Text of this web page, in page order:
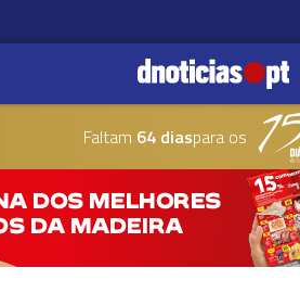
Faltam 64 diaspara os